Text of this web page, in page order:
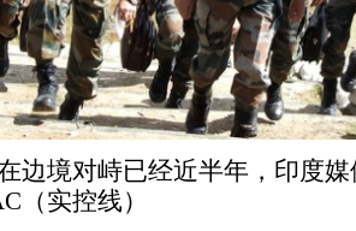
边境对峙已经近半年，印度媒
（实控线）